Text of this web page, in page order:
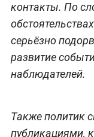
контакты. По
серьёзно
развитие
наблюдателей.
Также политик
публикациями,